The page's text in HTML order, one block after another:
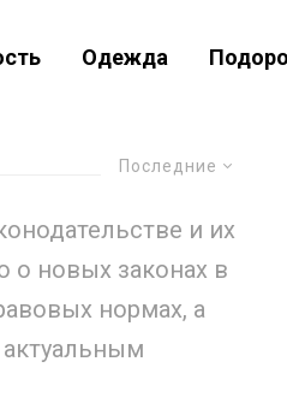
Одежда
Последние
и их
о новых законах в
нормах, а